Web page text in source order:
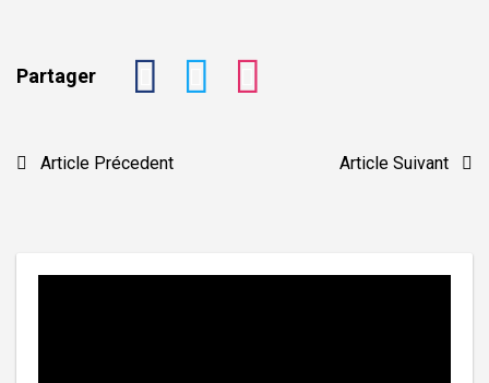
Partager
Article Précedent Article Suivant